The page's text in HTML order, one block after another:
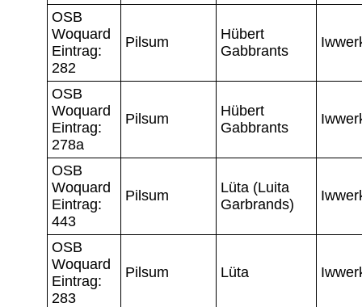
OSB
Woquard
Eintrag:
282
Pilsum
Hübert
Gabbrants
OSB
Woquard
Eintrag:
278a
Pilsum
Hübert
Gabbrants
OSB
Woquard
Eintrag:
443
Pilsum
Lüta (Luita
Garbrands)
OSB
Woquard
Eintrag:
283
Pilsum Lüta